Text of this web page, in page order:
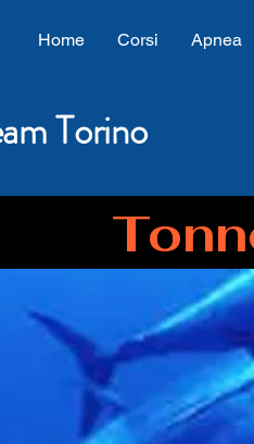
Home Corsi Apnea
Torino